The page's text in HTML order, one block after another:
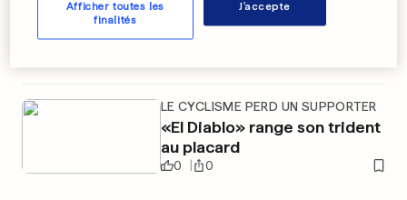
Rosberg-Hamilton, 33
millièmes d'écart...
LE CYCLISME PERD UN SUPPORTER
«El Diablo» range son trident
au placard
0 0
Afficher toutes les
finalités
J'accepte